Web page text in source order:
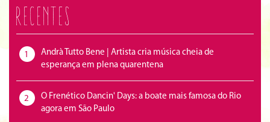
Recentes
1
Andrà Tutto Bene | Artista cria música cheia de
esperança em plena quarentena
2
O Frenético Dancin' Days: a boate mais famosa do Rio
agora em São Paulo